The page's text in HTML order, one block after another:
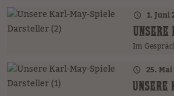
1. Juni
Im
25.